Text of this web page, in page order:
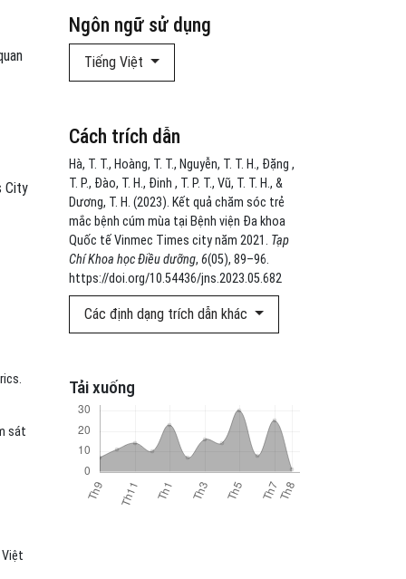
Ngôn ngữ sử dụng
Tiếng Việt
Cách trích dẫn
Hà, T. T., Hoàng, T. T., Nguyễn, T. T. H., Đặng ,
T. P., Đào, T. H., Đinh , T. P. T., Vũ, T. T. H., &
Dương, T. H. (2023). Kết quả chăm sóc trẻ
mắc bệnh cúm mùa tại Bệnh viện Đa khoa
Quốc tế Vinmec Times city năm 2021. Tạp
Chí Khoa học Điều dưỡng, 6(05), 89–96.
https://doi.org/10.54436/jns.2023.05.682
Các định dạng trích dẫn khác
Tải xuống
City
sát
Việt